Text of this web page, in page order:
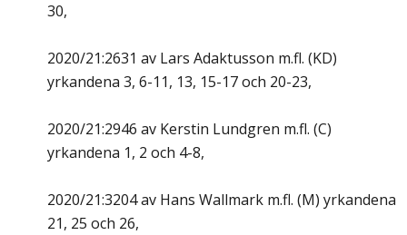
30,
2020/21:2631 av Lars Adaktusson m.fl. (KD)
yrkandena 3, 6-11, 13, 15-17 och 20-23,
2020/21:2946 av Kerstin Lundgren m.fl. (C)
yrkandena 1, 2 och 4-8,
2020/21:3204 av Hans Wallmark m.fl. (M) yrkandena
21, 25 och 26,